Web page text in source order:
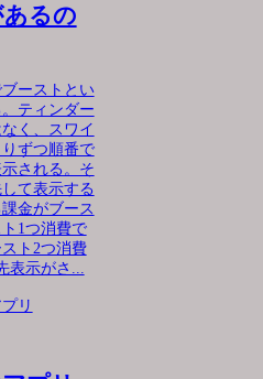
るの
ーストとい
ティンダー
く、スワイ
ずつ順番で
される。そ
て表示する
金がブース
ト1つ消費で
ト2つ消費
表示がさ...
リ